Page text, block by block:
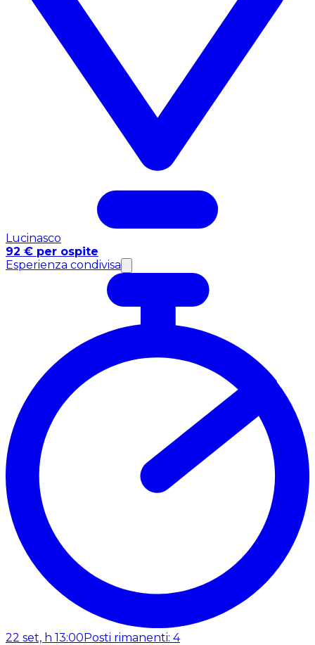
Lucinasco
92 € per ospite
Esperienza condivisa
22 set, h 13:00Posti rimanenti: 4